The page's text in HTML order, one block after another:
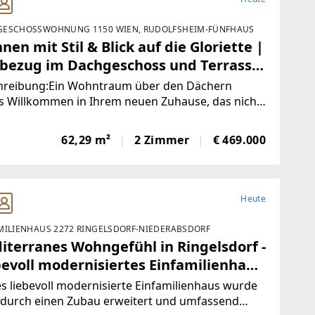
1150 WIEN, RUDOLFSHEIM-FÜNFHAUS
mit Stil & Blick auf die Gloriette |
im Dachgeschoss und Terrasse
Wohntraum über den Dächern
Willkommen in Ihrem neuen Zuhause, das nicht
durch seinen atemberaubenden Weitblick
Diese einzigartige Dachgeschosswohnung
62,29 m² 2 Zimmer € 469.000
Heute
2272 RINGELSDORF-NIEDERABSDORF
Wohngefühl in Ringelsdorf -
modernisiertes Einfamilienhaus
liebevoll modernisierte Einfamilienhaus wurde
einen Zubau erweitert und umfassend